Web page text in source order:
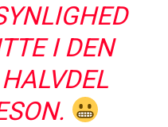
I DEN